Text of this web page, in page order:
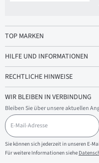
TOP MARKEN
HILFE UND INFORMATIONEN
RECHTLICHE HINWEISE
WIR BLEIBEN IN VERBINDUNG
Bleiben Sie über unsere aktuellen
E
-
M
a
i
l
Sie können sich jederzeit in unseren E-
Für weitere Informationen siehe